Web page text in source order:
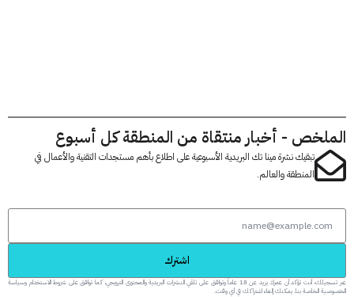
- أخبار منتقاة من المنطقة كل أسبوع
تبقيك نشرة مينا تك البريدية الأسبوعية على اطلاع بأهم مستجدات التقنية والأعمال في
المنطقة والعالم.
عبر تسجيلك، أنت تؤكد أن عمرك يزيد عن 18 عاماً وتوافق على تلقي النشرات البريدية والمحتوى الترويجي، كما توافق على شروط الاستخدام وسياسة
الخاصة بنا. يمكنك إلغاء اشتراكك في أي وقت.